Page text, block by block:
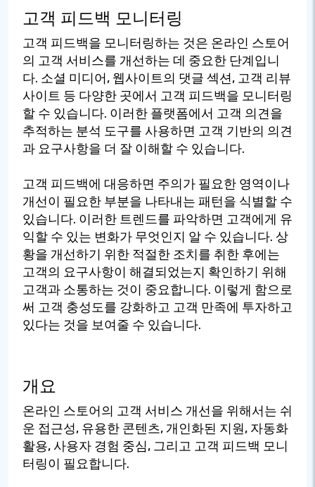
고객 피드백 모니터링
고객 피드백을 모니터링하는 것은 온라인 스토어
의 고객 서비스를 개선하는 데 중요한 단계입니
다. 소셜 미디어, 웹사이트의 댓글 섹션, 고객 리뷰
사이트 등 다양한 곳에서 고객 피드백을 모니터링
할 수 있습니다. 이러한 플랫폼에서 고객 의견을
추적하는 분석 도구를 사용하면 고객 기반의 의견
과 요구사항을 더 잘 이해할 수 있습니다.
고객 피드백에 대응하면 주의가 필요한 영역이나
개선이 필요한 부분을 나타내는 패턴을 식별할 수
있습니다. 이러한 트렌드를 파악하면 고객에게 유
익할 수 있는 변화가 무엇인지 알 수 있습니다. 상
황을 개선하기 위한 적절한 조치를 취한 후에는
고객의 요구사항이 해결되었는지 확인하기 위해
고객과 소통하는 것이 중요합니다. 이렇게 함으로
써 고객 충성도를 강화하고 고객 만족에 투자하고
있다는 것을 보여줄 수 있습니다.
개요
온라인 스토어의 고객 서비스 개선을 위해서는 쉬
운 접근성, 유용한 콘텐츠, 개인화된 지원, 자동화
활용, 사용자 경험 중심, 그리고 고객 피드백 모니
터링이 필요합니다.